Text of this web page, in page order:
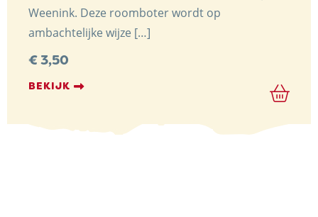
Weenink. Deze roomboter wordt op
ambachtelijke wijze […]
€3,50
BEKIJK